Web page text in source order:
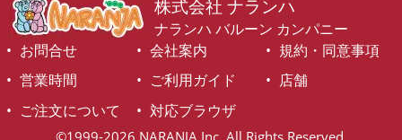
株式会社 ナランハ
ナランハ バルーン カンパニー
お問合せ
会社案内
規約・同意事項
営業時間
ご利用ガイド
店舗
ご注文について
対応ブラウザ